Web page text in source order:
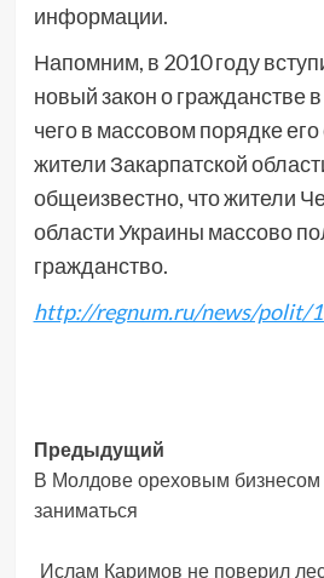
информации.
Напомним, в 2010 году
новый закон о гражданстве
чего в массовом порядке
жители Закарпатской
общеизвестно, что жители
области Украины массово
гражданство.
http://regnum.ru/news/polit/
Навигация
записи
Предыдущий
В Молдове ореховым бизнесом
заниматься
Ислам Каримов не поверил